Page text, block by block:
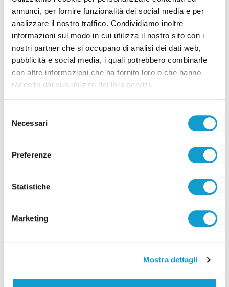
annunci, per fornire funzionalità dei social media e per
analizzare il nostro traffico. Condividiamo inoltre
informazioni sul modo in cui utilizza il nostro sito con i
nostri partner che si occupano di analisi dei dati web,
pubblicità e social media, i quali potrebbero combinarle
con altre informazioni che ha fornito loro o che hanno
raccolto dal suo utilizzo dei loro servizi.
delNecessari
Preferenze
Statistiche
Marketing
Mostra dettagli
alla Triestina
di Pierluigi Dorotei